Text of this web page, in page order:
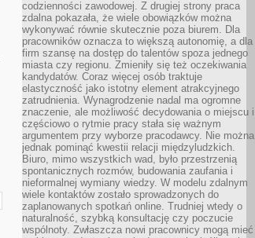
codzienności zawodowej. Z drugiej strony praca
zdalna pokazała, że wiele obowiązków można
wykonywać równie skutecznie poza biurem. Dla
pracowników oznacza to większą autonomię, a dla
firm szansę na dostęp do talentów spoza jednego
miasta czy regionu. Zmieniły się też oczekiwania
kandydatów. Coraz więcej osób traktuje
elastyczność jako istotny element atrakcyjnego
zatrudnienia. Wynagrodzenie nadal ma ogromne
znaczenie, ale możliwość decydowania o miejscu i
częściowo o rytmie pracy stała się ważnym
argumentem przy wyborze pracodawcy. Nie można
jednak pominąć kwestii relacji międzyludzkich.
Biuro, mimo wszystkich wad, było przestrzenią
spontanicznych rozmów, budowania zaufania i
nieformalnej wymiany wiedzy. W modelu zdalnym
wiele kontaktów zostało sprowadzonych do
zaplanowanych spotkań online. Trudniej wtedy o
naturalność, szybką konsultację czy poczucie
wspólnoty. Zwłaszcza nowi pracownicy mogą mieć